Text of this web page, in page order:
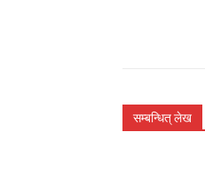
सम्बन्धित् लेख